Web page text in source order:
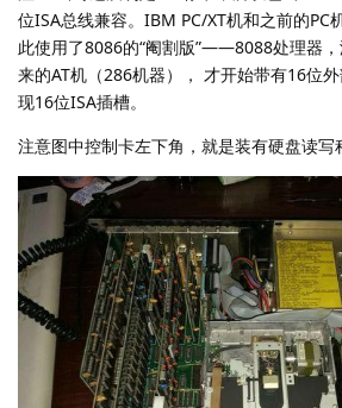
位ISA总线兼容。IBM PC/XT机和之前的PC
此使用了8086的“阉割版”——8088处理器
来的AT机（286机器）， 才开始带有16位
现16位ISA插槽。
注意图中控制卡左下角，就是装有硬盘读写